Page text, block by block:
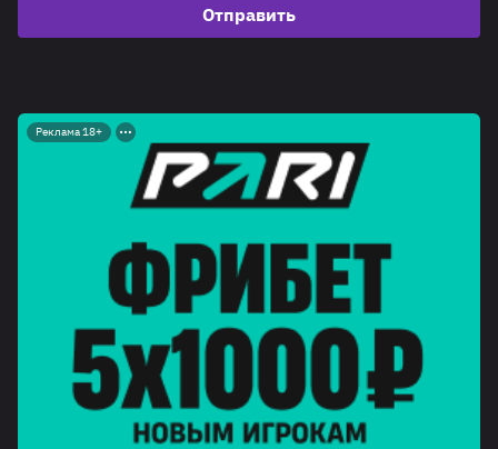
Отправить
Реклама 18+